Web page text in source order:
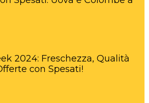
2024: Freschezza, Qualità
con Spesati!